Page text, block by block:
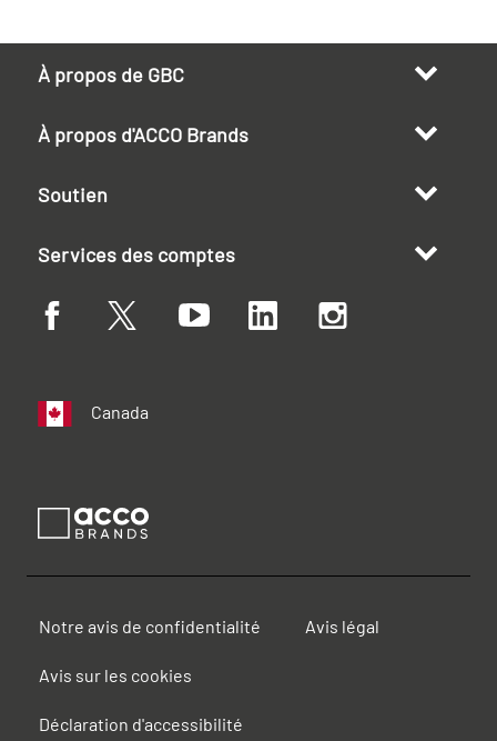
À propos de GBC
À propos d'ACCO Brands
Soutien
Services des comptes
Canada
Notre avis de confidentialité Avis légal
Avis sur les cookies
Déclaration d'accessibilité